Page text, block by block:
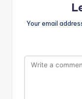
Your email